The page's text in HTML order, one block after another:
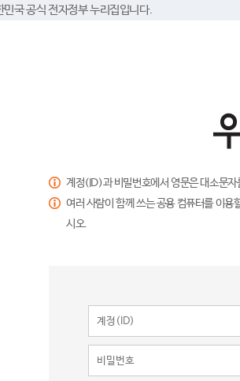
민국 공식 전자정부 누리집입니다.
계정(ID)과 비밀번호에서 영문은 대소문
여러 사람이 함께 쓰는 공용 컴퓨터를 이
시오.